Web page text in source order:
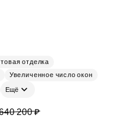
отделка
Увеличенное число окон
Ещё
200 ₽